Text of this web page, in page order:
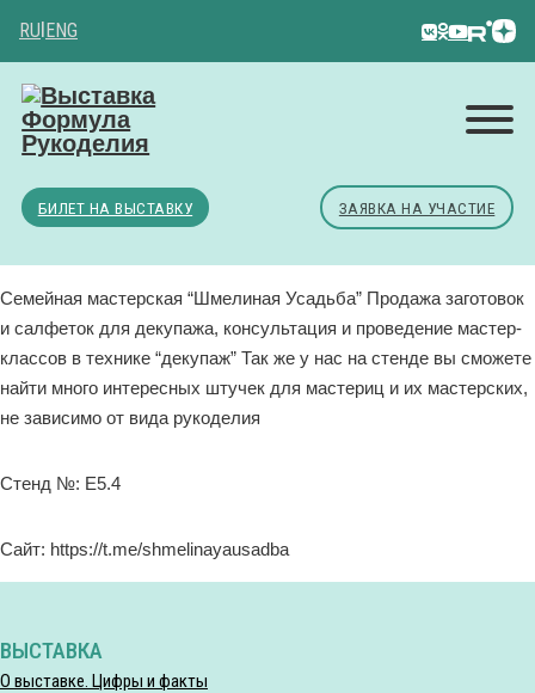
RU ENG
БИЛЕТ НА ВЫСТАВКУ ЗАЯВКА НА УЧАСТИЕ
Семейная мастерская “Шмелиная Усадьба” Продажа заготовок
и салфеток для декупажа, консультация и проведение мастер-
классов в технике “декупаж” Так же у нас на стенде вы сможете
найти много интересных штучек для мастериц и их мастерских,
не зависимо от вида рукоделия
Стенд №: E5.4
Сайт: https://t.me/shmelinayausadba
ВЫСТАВКА
О выставке. Цифры и факты